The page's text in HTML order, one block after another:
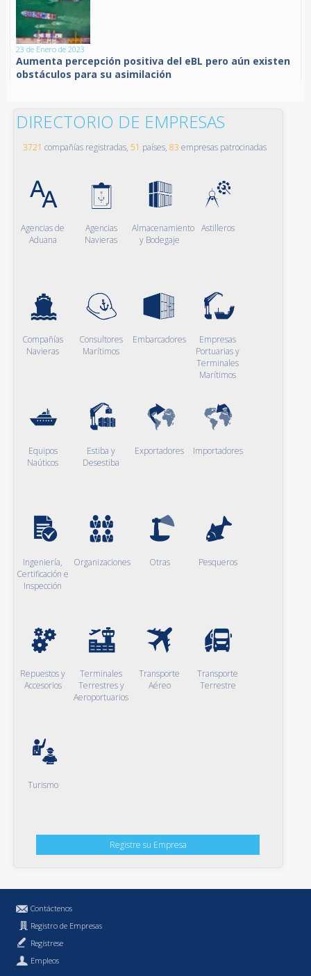
23 de Enero de 2023
Aumenta percepción positiva del eBL pero aún existen
obstáculos para su asimilación
DIRECTORIO DE EMPRESAS
3721 compañías registradas, 51 países, 83 empresas patrocinadas
Agencias de
Aduana
Agencias
Navieras
Almacenamiento
y Bodegaje
Astilleros
Compañías
Navieras
Consultores
Marítimos
Embarcadores
Empresas
Portuarias y
Terminales
Marítimos
Equipos
Naúticos
Estiba y
Desestiba
Exportadores Importadores
Ingeniería,
Certificación e
Inspección
Organizaciones Otras Pesqueros
Repuestos y
Accesorios
Terminales
Terrestres y
Aeroportuarios
Transporte
Aéreo
Transporte
Terrestre
Turismo
Registre su Empresa
Contáctenos
Registro de Empresas
Regístrese
Empleos